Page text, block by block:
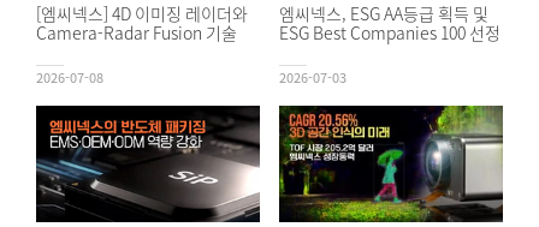
[엠씨넥스] 4D 이미징 레이더와
Camera-Radar Fusion 기술
2026-07-08
엠씨넥스, ESG AA등급 획득 및
ESG Best Companies 100 선정
2026-07-03